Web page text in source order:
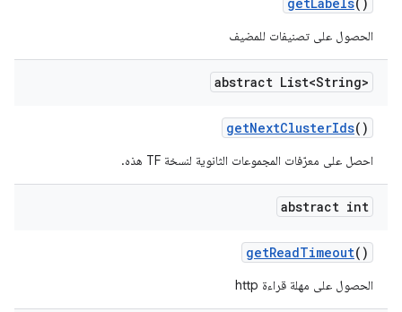
الحصول على تصنيفات للمضيف
abstract List<String>
getNextClusterIds()
احصل على معرّفات المجموعات الثانوية لنسخة TF هذه.
abstract int
getReadTimeout()
الحصول على مهلة قراءة http